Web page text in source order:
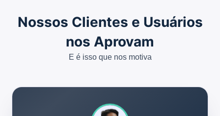
Nossos Clientes e Usuários
nos Aprovam
E é isso que nos motiva